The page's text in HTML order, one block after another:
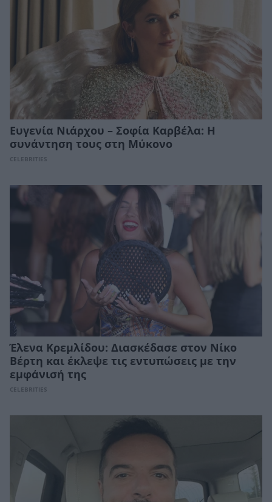
Eυγενία Νιάρχου – Σοφία Καρβέλα: Η
συνάντηση τους στη Μύκονο
CELEBRITIES
Έλενα Κρεμλίδου: Διασκέδασε στον Νίκο
Βέρτη και έκλεψε τις εντυπώσεις με την
εμφάνισή της
CELEBRITIES